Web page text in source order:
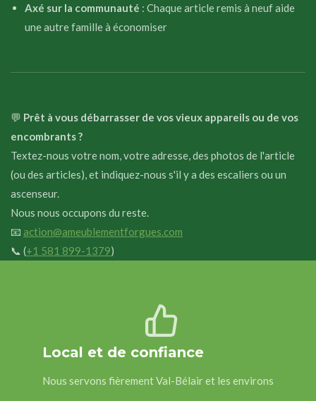
Axé sur la communauté : Chaque article remis à neuf aide
une autre famille à économiser
💬 Prêt à vous débarrasser de vos vieux appareils ou de vos
encombrants ?
Textez-nous votre nom, votre adresse, des photos de l'article
(ou des articles), et indiquez-nous s'il y a des escaliers ou un
ascenseur.
Nous nous occupons du reste.
📧 action@ameublementforgues.com
📞 (+1 581 899-1379)
Local et de confiance
Nous servons fièrement Val-Bélair et les environs